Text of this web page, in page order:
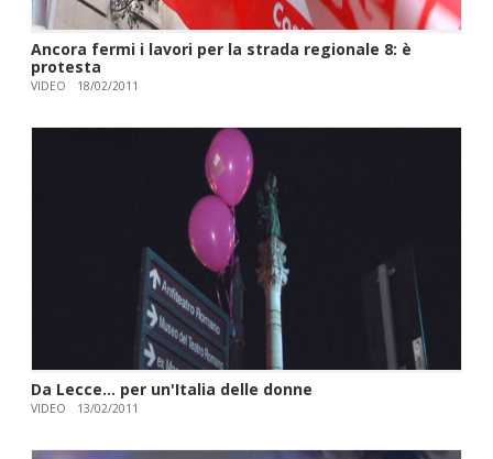
Ancora fermi i lavori per la strada regionale 8: è
protesta
VIDEO 18/02/2011
Da Lecce... per un'Italia delle donne
VIDEO 13/02/2011